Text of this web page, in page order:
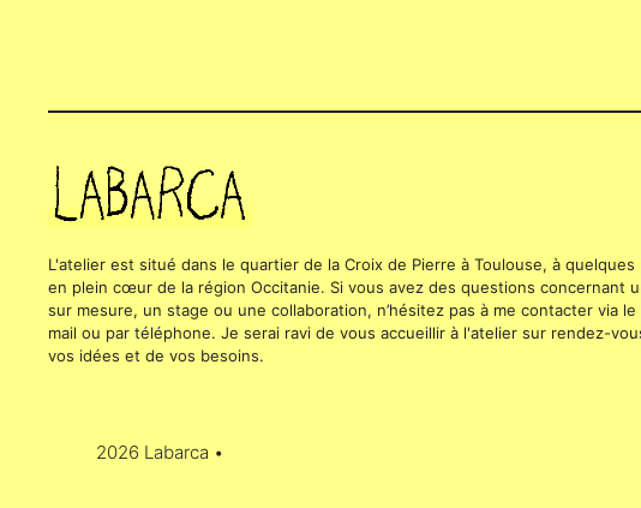
L'atelier est situé dans le quartier de la Croix de Pierre à Toulouse, à
en plein cœur de la région Occitanie. Si vous avez des questions concernant
sur mesure, un stage ou une collaboration, n’hésitez pas à me contacter via
mail ou par téléphone. Je serai ravi de vous accueillir à l'atelier sur rendez-
vos idées et de vos besoins.
2026 Labarca •